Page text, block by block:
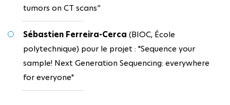
tumors on CT scans”
Sébastien Ferreira-Cerca (BIOC, École
polytechnique) pour le projet : "Sequence your
sample! Next Generation Sequencing: everywhere
for everyone"